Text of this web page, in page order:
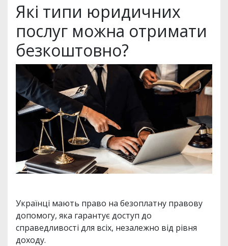
Які типи юридичних
послуг можна отримати
безкоштовно?
Українці мають право на безоплатну правову
допомогу, яка гарантує доступ до
справедливості для всіх, незалежно від рівня
доходу.